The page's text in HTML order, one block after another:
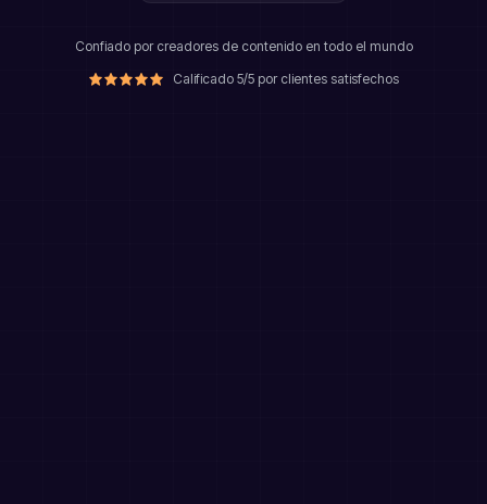
Confiado por creadores de contenido en todo el mundo
Calificado 5/5 por clientes satisfechos